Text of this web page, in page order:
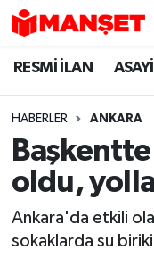
RESMİ İLAN
HABERLER ANKARA
oldu,
Ankara'da etkili
sokaklarda su
Hava Durumu
Trafik Durumu
Süper Lig
Son Dakika